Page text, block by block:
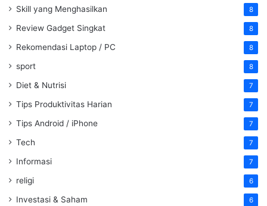
Skill yang Menghasilkan 8
Review Gadget Singkat 8
Rekomendasi Laptop / PC 8
sport 8
Diet & Nutrisi 7
Tips Produktivitas Harian 7
Tips Android / iPhone 7
Tech 7
Informasi 7
religi 6
Investasi & Saham 6